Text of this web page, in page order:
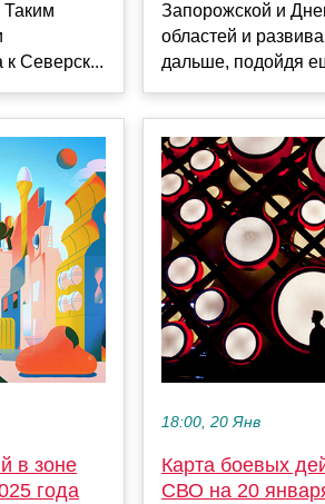
Таким
к Северск...
в зоне
года
Запорожской и
областей и
дальше, подойдя
18:00, 20 Янв
Карта боевых
СВО на 20